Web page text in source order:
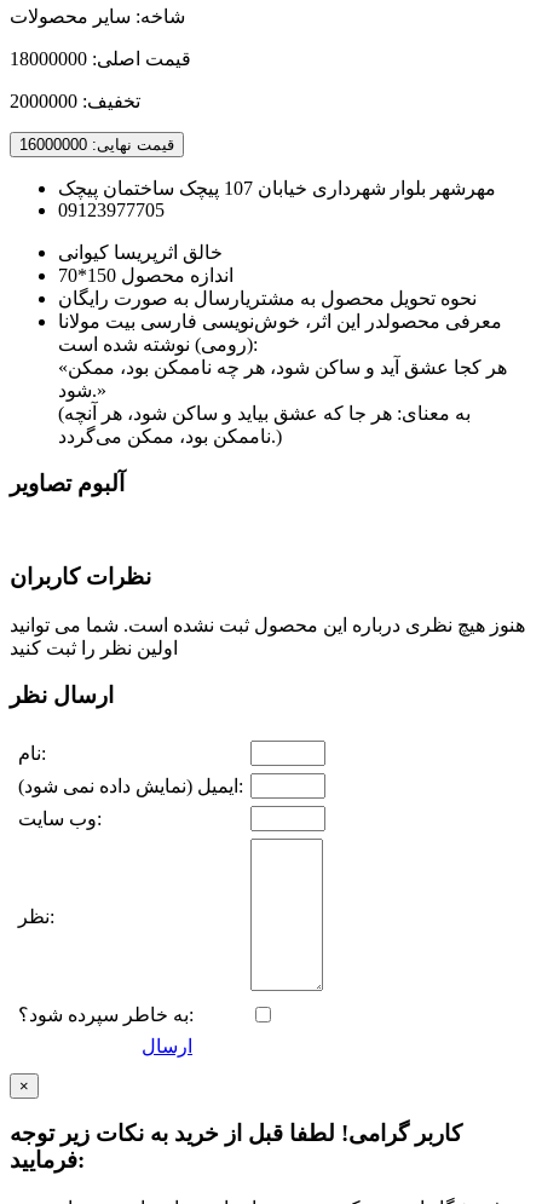
شاخه: سایر محصولات
قیمت اصلی: 18000000
تخفیف: 2000000
قیمت نهایی: 16000000
مهرشهر بلوار شهرداری خیابان 107 پیچک ساختمان پیچک
09123977705
خالق اثر پریسا کیوانی
اندازه محصول 150*70
نحوه تحویل محصول به مشتریارسال به صورت رایگان
معرفی محصولدر این اثر، خوش‌نویسی فارسی بیت مولانا
(رومی) نوشته شده است:
«هر کجا عشق آید و ساکن شود، هر چه ناممکن بود، ممکن
شود.»
(به معنای: هر جا که عشق بیاید و ساکن شود، هر آنچه
ناممکن بود، ممکن می‌گردد.)
آلبوم تصاویر
نظرات کاربران
هنوز هیچ نظری درباره این محصول ثبت نشده است. شما می توانید
اولین نظر را ثبت کنید
ارسال نظر
نام:
ایمیل (نمایش داده نمی شود):
وب سایت:
نظر:
به خاطر سپرده شود؟:
ارسال
×
کاربر گرامی! لطفا قبل از خرید به نکات زیر توجه
فرمایید: